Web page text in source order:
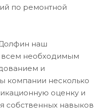
по ремонтной
наш
всем необходимым
и
компании несколько
оценку и
собственных навыков